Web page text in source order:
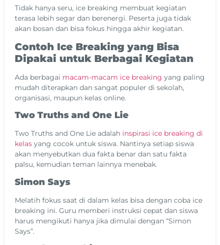
Tidak hanya seru, ice breaking membuat kegiatan
terasa lebih segar dan berenergi. Peserta juga tidak
akan bosan dan bisa fokus hingga akhir kegiatan.
Contoh Ice Breaking yang Bisa
Dipakai untuk Berbagai Kegiatan
Ada berbagai macam-macam ice breaking yang paling
mudah diterapkan dan sangat populer di sekolah,
organisasi, maupun kelas online.
Two Truths and One Lie
Two Truths and One Lie adalah inspirasi ice breaking di
kelas yang cocok untuk siswa. Nantinya setiap siswa
akan menyebutkan dua fakta benar dan satu fakta
palsu, kemudian teman lainnya menebak.
Simon Says
Melatih fokus saat di dalam kelas bisa dengan coba ice
breaking ini. Guru memberi instruksi cepat dan siswa
harus mengikuti hanya jika dimulai dengan “Simon
Says”.